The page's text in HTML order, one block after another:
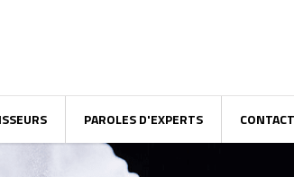
PAROLES D'EXPERTS CONTACT